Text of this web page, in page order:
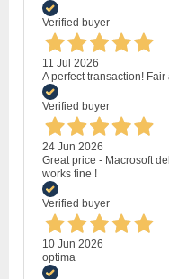
Verified buyer
11 Jul 2026
A perfect transaction! Fair
Verified buyer
24 Jun 2026
Great price - Macrosoft
works fine !
Verified buyer
10 Jun 2026
optima